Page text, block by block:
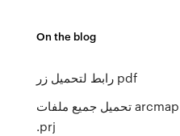
On the blog
رابط لتحميل زر pdf
تحميل جميع ملفات arcmap
.prj